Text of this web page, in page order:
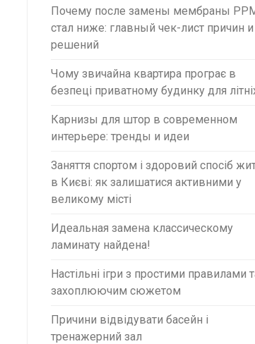
Почему после замены мембраны
стал ниже: главный чек-лист причин и
решений
Чому звичайна квартира програє в
безпеці приватному будинку для
Карнизы для штор в современном
интерьере: тренды и идеи
Заняття спортом і здоровий спосіб
в Києві: як залишатися активними у
великому місті
Идеальная замена классическому
ламинату найдена!
Настільні ігри з простими правилами
захоплюючим сюжетом
Причини відвідувати басейн і
тренажерний зал